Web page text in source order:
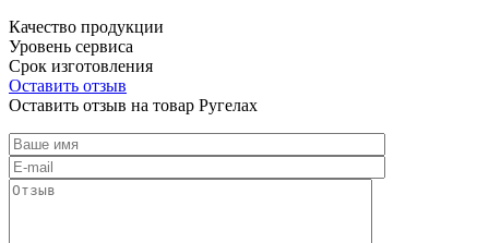
Качество продукции
Уровень сервиса
Срок изготовления
Оставить отзыв
Оставить отзыв на товар Ругелах